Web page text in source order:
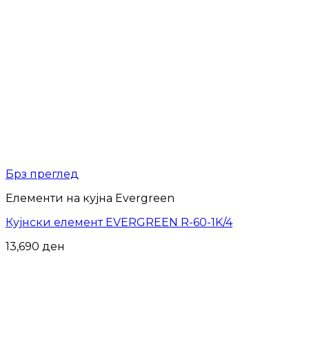
Брз преглед
Елементи на кујна Evergreen
Кујнски елемент EVERGREEN R-60-1K/4
13,690 ден